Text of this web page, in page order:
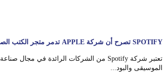
SPOTIFY تصرح أن شركة APPLE تدمر متجر الكتب الصوتية
تعتبر شركة Spotify من الشركات الرائدة في مجال صناعة
الموسيقى والبود...